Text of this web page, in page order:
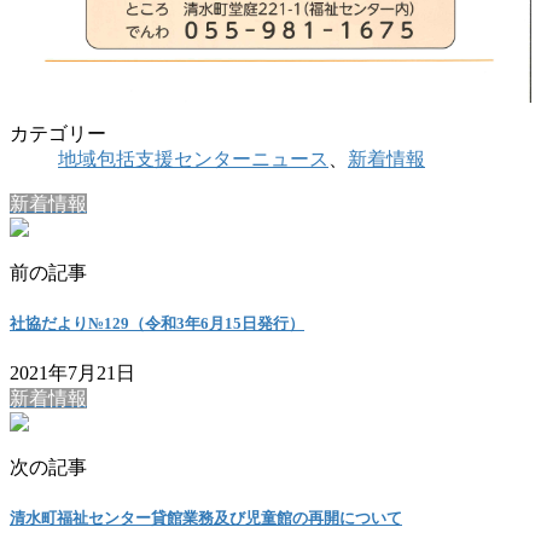
カテゴリー
地域包括支援センターニュース
新着情報
新着情報
前の記事
社協だより№129（令和3年6月15日発行）
2021年7月21日
新着情報
次の記事
清水町福祉センター貸館業務及び児童館の再開について